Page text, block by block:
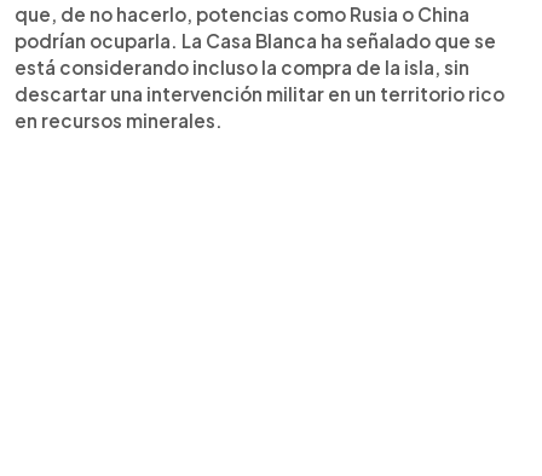
que, de no hacerlo, potencias como Rusia o China
podrían ocuparla. La Casa Blanca ha señalado que se
está considerando incluso la compra de la isla, sin
descartar una intervención militar en un territorio rico
en recursos minerales.